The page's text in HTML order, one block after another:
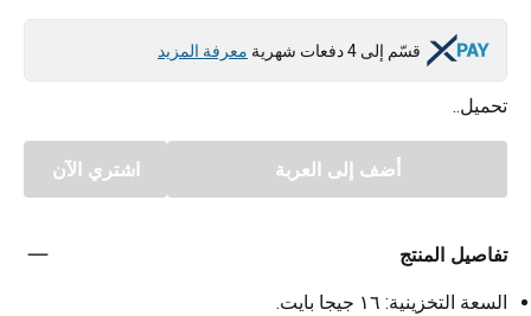
قسّم إلى 4 دفعات شهرية معرفة المزيد
تحميل..
أضف إلى العربة اشتري الآن
تفاصيل المنتج
السعة التخزينية: ١٦ جيجا بايت.